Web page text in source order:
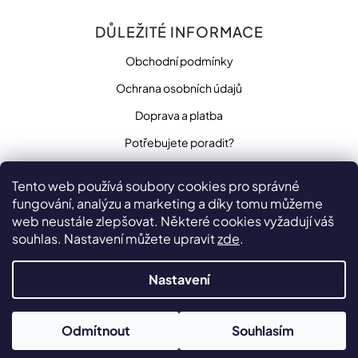
Tento web používá soubory cookies pro správné
fungování, analýzu a marketing a díky tomu můžeme
web neustále zlepšovat. Některé cookies vyžadují váš
souhlas. Nastavení můžete upravitzde.
Nastavení
Odmítnout Souhlasím
DŮLEŽITÉ INFORMACE
Obchodní podmínky
Ochrana osobních údajů
Doprava a platba
Potřebujete poradit?
SLEDUJTE NÁS
Vytvořilo na platformě ShoptetCopyright 2026
penzista.net. Všechna práva vyhrazena.Upravit nastavení
cookies